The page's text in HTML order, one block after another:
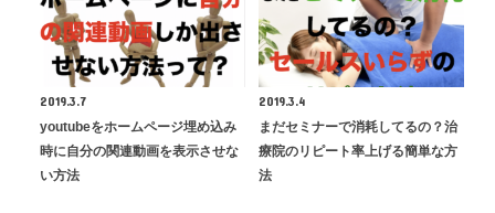
2019.3.7
youtubeをホームページ埋め込み
時に自分の関連動画を表示させな
い方法
2019.3.4
まだセミナーで消耗してるの？治
療院のリピート率上げる簡単な方
法